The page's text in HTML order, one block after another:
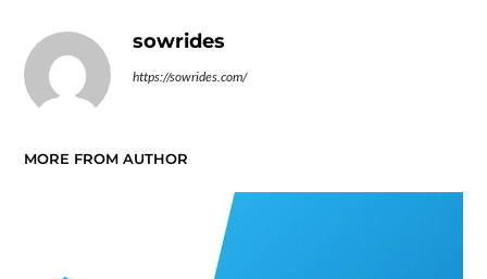
sowrides
https://sowrides.com/
MORE FROM AUTHOR